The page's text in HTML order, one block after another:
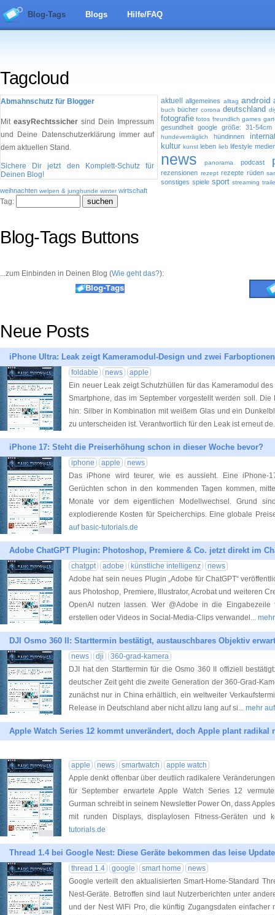
Blog-Tags Blogs Hilfe/FAQ
Tagcloud
Abmahnschutz für Blogger
Mit easyRechtssicher sind Dein Impressum
und Deine Datenschutzerklärung immer auf
dem aktuellen Stand.
Sichere Dir jetzt den Komplett-Schutz für
Deinen Blog!
aktuell allgemeines alltag android
buch bücher corona deutschland
fotografie fotos freundlich games
gesundheit google größe: 31-
hundeverträglich hündinnen
kultur kunst leben lieb lifestyle
news panorama podcast
rezensionen rezept rezepte rüden
sonstiges spiele sport streaming
weihnachten welpen & junghunde winter wirtschaft
Tag:
Blog-Tags Buttons
...zum Einbinden in Deinen Blog (Wie geht das?):
Neue Posts
iPhone Ultra: Leak zeigt Kameramodul-Design und zwei Farboptionen
foldable news
apple
Ein neuer Leak zeigt Schutzhüllen für das Kameramodul
Smartphone, das im September vorgestellt werden soll.
hin: Silber in Kombination mit weißem Glas und ein
zu unterscheiden ist. Verantwortlich für den Leak ist erneut de
iPhone 17: Steht die Preiserhöhung schon in dieser Woche bevor?
iphone apple
news
Das iPhone wird teurer, wie es aussieht. Eine iPhone-
Gerüchten schon in den kommenden Tagen kommen,
Monate vor dem eigentlichen Modellwechsel. Grund
explodierende Kosten für Speicherchips. Eine globale
auf basic-tutorials.de
Adobe ChatGPT Plugin: Photoshop, Premiere & Co. jetzt direkt im
chatgpt adobe künstliche intelligenz
news
Adobe hat sein neues Plugin „Adobe für ChatGPT“
aus Photoshop, Premiere, Illustrator, Acrobat und weiteren
OpenAI nutzen lassen. Wer @Adobe in die Eingabezeile
erstellen oder Videos in Social-Media-Clips verwandel ...
DJI Osmo 360 II: Starttermin bestätigt, austauschbares Objektiv
news dji
360-grad-kamera
DJI hat den Starttermin für die Osmo 360 II offiziell
deutscher Zeit geht die zweite Generation der 360-Grad-
zunächst nur in China erhältlich, ein weltweiter
Release in Deutschland aber nicht allzu lang auf si... mehr
Apple Watch Series 12 kommt unverändert, doch Apple plant radikal
apple news smartwatch
apple watch
Apple denkt offenbar über deutlich radikalere
für September erwartete Apple Watch Series 12
Gurman schreibt in seinem Newsletter Power On, dass
mit runden Displays, displaylosen Fitness-Geräten und
tutorials.de
Thread 1.4 bei Google Nest: Diese Geräte bekommen das leise Update
thread 1.4 google smart home
news
Google verteilt den aktualisierten Smart-Home-Standard
Nest-Geräte. Betroffen sind laut Nutzerberichten unter
und der Nest WiFi Pro, die künftig Zugangsdaten einfacher